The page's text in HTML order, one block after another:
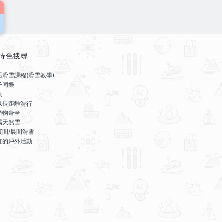
色搜尋
滑雪課程(滑雪教學)
同樂
長距離滑行
物齊全
天然雪
間/晨間滑雪
的戶外活動